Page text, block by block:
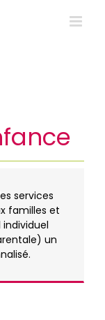
services
familles et
un